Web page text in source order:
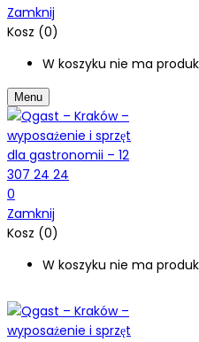
Zamknij
Kosz (0)
W koszyku nie ma
Menu
0
Zamknij
Kosz (0)
W koszyku nie ma